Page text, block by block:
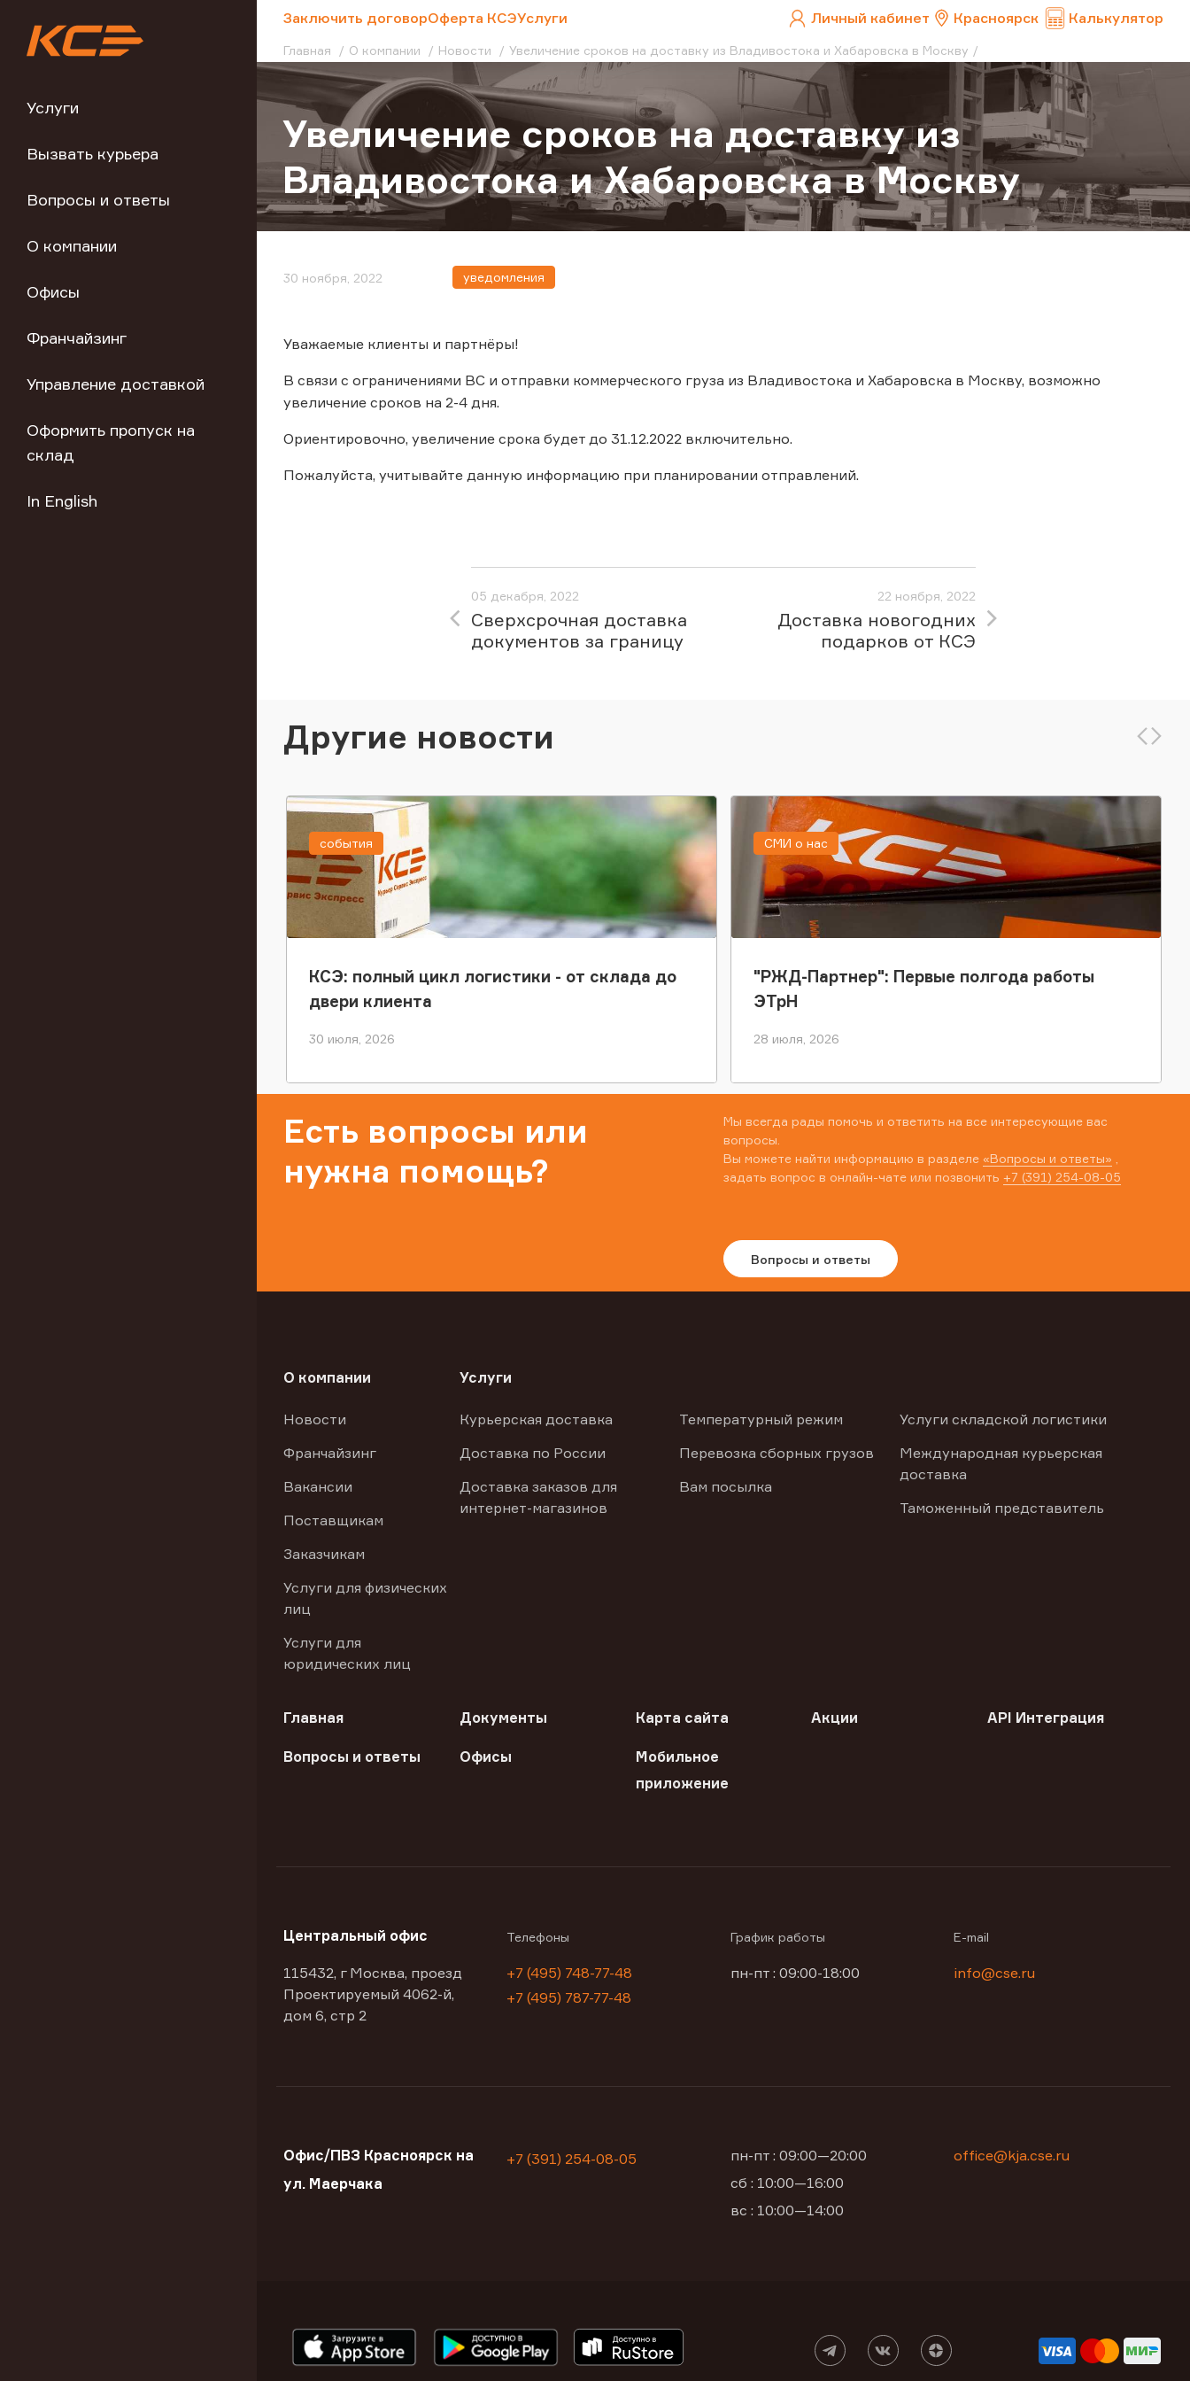
Услуги
Вызвать курьера
Вопросы и ответы
О компании
Офисы
Франчайзинг
Управление доставкой
Оформить пропуск на
склад
In English
Заключить договорОферта КСЭУслуги Личный кабинет Красноярск Калькулятор
Главная О компании Новости Увеличение сроков на доставку из Владивостока и Хабаровска в Москву
Увеличение сроков на доставку из
Владивостока и Хабаровска в Москву
30 ноября, 2022 уведомления
Уважаемые клиенты и партнёры!
В связи с ограничениями ВС и отправки коммерческого груза из Владивостока и Хабаровска в Москву, возможно
увеличение сроков на 2-4 дня.
Ориентировочно, увеличение срока будет до 31.12.2022 включительно.
Пожалуйста, учитывайте данную информацию при планировании отправлений.
05 декабря, 2022
Сверхсрочная доставка
документов за границу
22 ноября, 2022
Доставка новогодних
подарков от КСЭ
Другие новости
КСЭ: полный цикл логистики - от склада до
двери клиента
30 июля, 2026
события
"РЖД-Партнер": Первые полгода работы
ЭТрН
28 июля, 2026
СМИ о нас
Есть вопросы или
нужна помощь?
Мы всегда рады помочь и ответить на все интересующие вас
вопросы.
Вы можете найти информацию в разделе «Вопросы и ответы»
задать вопрос в онлайн-чате или позвонить +7 (391) 254-08-05
Вопросы и ответы
О компании
Новости
Франчайзинг
Вакансии
Поставщикам
Заказчикам
Услуги для физических
лиц
Услуги для
юридических лиц
Услуги
Курьерская доставка
Доставка по России
Доставка заказов для
интернет-магазинов
Температурный режим
Перевозка сборных грузов
Вам посылка
Услуги складской логистики
Международная курьерская
доставка
Таможенный представитель
Главная Документы Карта сайта Акции API Интеграция
Вопросы и ответы Офисы
Мобильное
приложение
Центральный офис
115432, г Москва, проезд
Проектируемый 4062-й,
дом 6, стр 2
Телефоны
+7 (495) 748-77-48
+7 (495) 787-77-48
График работы
пн-пт : 09:00-18:00
E-mail
info@cse.ru
Офис/ПВЗ Красноярск на
ул. Маерчака
+7 (391) 254-08-05
пн-пт : 09:00—20:00
сб : 10:00—16:00
вс : 10:00—14:00
office@kja.cse.ru